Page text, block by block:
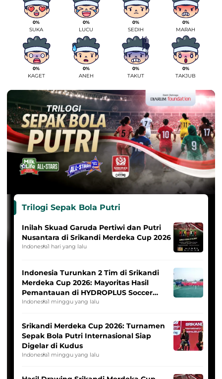
0%
SUKA
0%
LUCU
0%
SEDIH
0%
MARAH
0%
KAGET
0%
ANEH
0%
TAKUT
0%
TAKJUB
Trilogi Sepak Bola Putri
Inilah Skuad Garuda Pertiwi dan Putri
Nusantara di Srikandi Merdeka Cup 2026
Indonesia1 hari yang lalu
Indonesia Turunkan 2 Tim di Srikandi
Merdeka Cup 2026: Mayoritas Hasil
Pemantauan di HYDROPLUS Soccer
League
Indonesia1 minggu yang lalu
Srikandi Merdeka Cup 2026: Turnamen
Sepak Bola Putri Internasional Siap
Digelar di Kudus
Indonesia1 minggu yang lalu